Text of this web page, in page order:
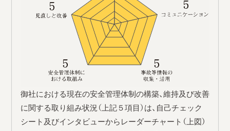
御社における現在の安全管理体制の構築、維持及び改善
に関する取り組み状況（上記５項目）は、自己チェック
シート及びインタビューからレーダーチャート（上図）